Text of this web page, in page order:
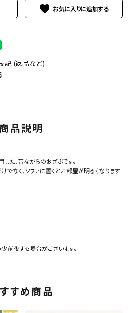
favorite
記 (返品など)
商品説明
た、昔ながらのおざぶです。
でなく、ソファに置くとお部屋が明るくなります
前後する場合がございます。
すめ商品